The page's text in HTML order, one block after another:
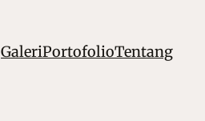
GaleriPortofolioTentang